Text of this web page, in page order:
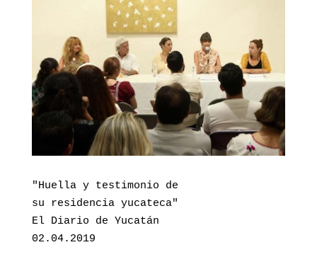
"Huella y testimonio de
su residencia yucateca"
El Diario de Yucatán
02.04.2019